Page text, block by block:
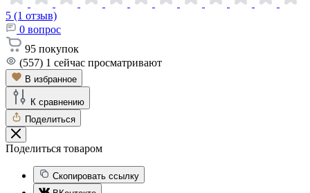
5 (1 отзыв)
0 вопрос
95 покупок
(557) 1 сейчас просматривают
В избранное
К сравнению
Поделиться
Поделиться товаром
Скопировать ссылку